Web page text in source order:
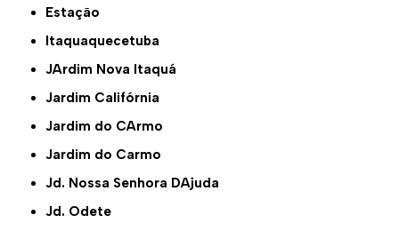
Estação
Itaquaquecetuba
JArdim Nova Itaquá
Jardim Califórnia
Jardim do CArmo
Jardim do Carmo
Jd. Nossa Senhora DAjuda
Jd. Odete